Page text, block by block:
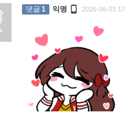
댓글1 익명  2026-06-03